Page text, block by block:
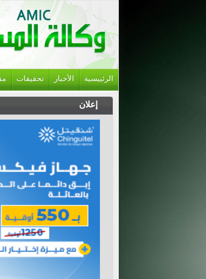
الرئييسية الأخبار تحقيقات
إعلان